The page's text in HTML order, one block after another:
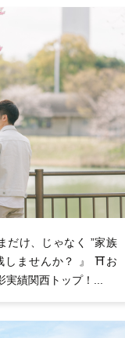
だけ、じゃなく ”家族
しませんか？ 』 ⛩お
実績関西トップ！...